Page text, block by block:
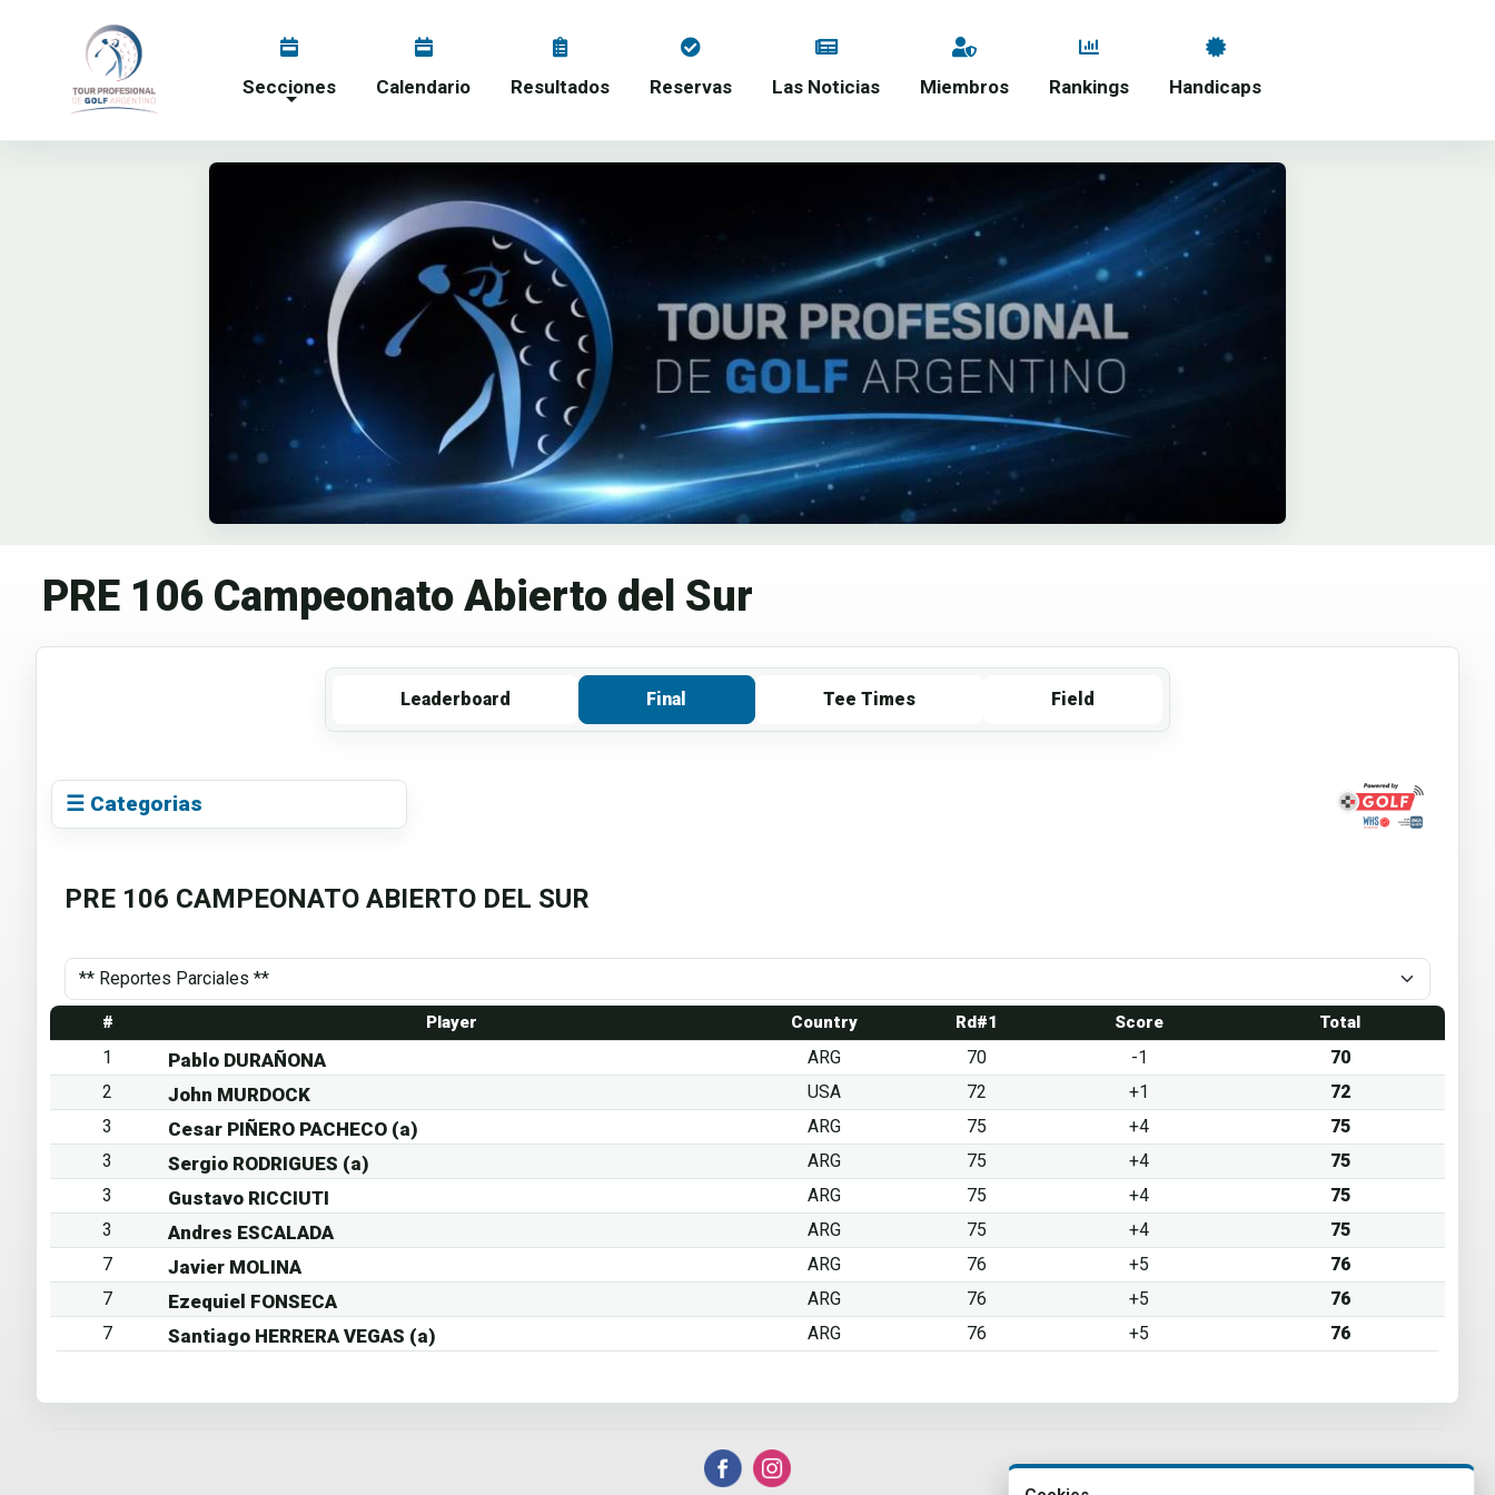
Secciones Calendario Resultados Reservas Las Noticias Miembros Rankings Handicaps
PRE 106 Campeonato Abierto del Sur
Leaderboard Final Tee Times Field
☰ Categorias
PRE 106 CAMPEONATO ABIERTO DEL SUR
# Player Country Rd#1 Score Total
1 Pablo DURAÑONA ARG 70 -1
70
2
John MURDOCK USA 72 +1
72
3
Cesar PIÑERO PACHECO (a) ARG 75 +4
75
3
Sergio RODRIGUES (a) ARG 75 +4
75
3
Gustavo RICCIUTI ARG 75 +4
75
3
Andres ESCALADA ARG 75 +4
75
7
Javier MOLINA ARG 76 +5
76
7
Ezequiel FONSECA ARG 76 +5
76
7
Santiago HERRERA VEGAS (a) ARG 76 +5 76